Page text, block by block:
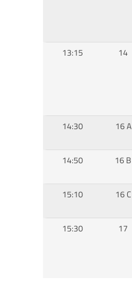
13:15 14
14:30 16 A
14:50 16 B
15:10 16 C
15:30 17